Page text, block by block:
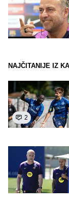
NAJČITANIJE IZ
2